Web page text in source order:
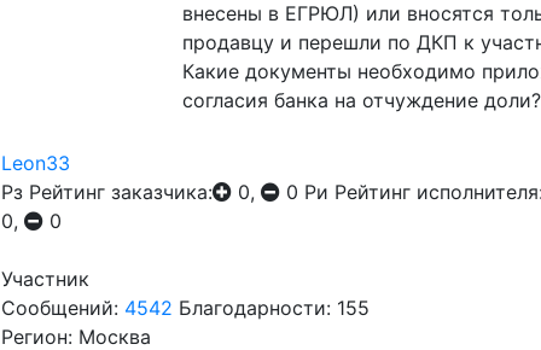
внесены в ЕГРЮЛ) или вносятся
продавцу и перешли по ДКП к
Какие документы необходимо
согласия банка на отчуждение доли?
Leon33
Рз Рейтинг заказчика: 0, 0 Ри Рейтинг
0,
0
Участник
Сообщений: 4542 Благодарности: 155
Регион: Москва